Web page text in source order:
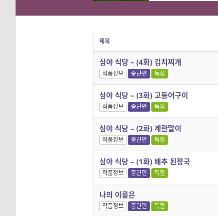
제목
심야 식당 – (4화) 김치찌개
작품정보 중단편 독점
심야 식당 – (3화) 고등어구이
작품정보 중단편 독점
심야 식당 – (2화) 계란말이
작품정보 중단편 독점
심야 식당 – (1화) 배추 된장국
작품정보 중단편 독점
나의 이름은
작품정보 중단편 독점